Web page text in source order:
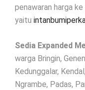
penawaran harga
yaitu
Sedia Expanded
warga Bringin,
Kedunggalar,
Ngrambe, Padas,